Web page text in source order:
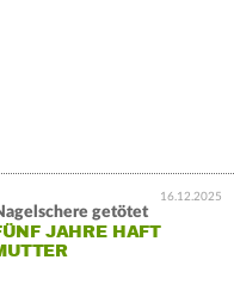
16.12.2025
getötet
JAHRE HAFT